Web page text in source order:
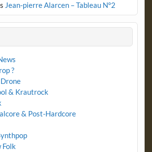
Jean-pierre Alarcen – Tableau N°2
?
& Krautrock
& Post-Hardcore
Folk